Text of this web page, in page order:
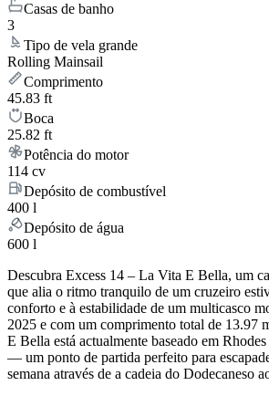
Casas de banho
3
Tipo de vela grande
Rolling Mainsail
Comprimento
45.83 ft
Boca
25.82 ft
Potência do motor
114 cv
Depósito de combustível
400 l
Depósito de água
600 l
Descubra Excess 14 – La Vita E Bella, um
que alia o ritmo tranquilo de um cruzeiro
conforto e à estabilidade de um multicasco
2025 e com um comprimento total de 13.97
E Bella está actualmente baseado em
— um ponto de partida perfeito para
semana através de a cadeia do Dodecaneso